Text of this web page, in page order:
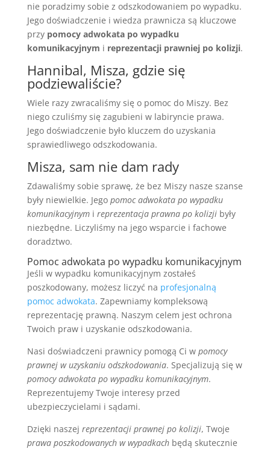
nie poradzimy sobie z odszkodowaniem po wypadku.
Jego doświadczenie i wiedza prawnicza są kluczowe
przy pomocy adwokata po wypadku
komunikacyjnym i reprezentacji prawniej po kolizji.
Hannibal, Misza, gdzie się
podziewaliście?
Wiele razy zwracaliśmy się o pomoc do Miszy. Bez
niego czuliśmy się zagubieni w labiryncie prawa.
Jego doświadczenie było kluczem do uzyskania
sprawiedliwego odszkodowania.
Misza, sam nie dam rady
Zdawaliśmy sobie sprawę, że bez Miszy nasze szanse
były niewielkie. Jego pomoc adwokata po wypadku
komunikacyjnymi reprezentacja prawna po kolizjibyły
niezbędne. Liczyliśmy na jego wsparcie i fachowe
doradztwo.
Pomoc adwokata po wypadku komunikacyjnym
Jeśli w wypadku komunikacyjnym zostałeś
poszkodowany, możesz liczyć na profesjonalną
pomoc adwokata. Zapewniamy kompleksową
reprezentację prawną. Naszym celem jest ochrona
Twoich praw i uzyskanie odszkodowania.
Nasi doświadczeni prawnicy pomogą Ci w pomocy
prawnej w uzyskaniu odszkodowania. Specjalizują się w
pomocy adwokata po wypadku komunikacyjnym.
Reprezentujemy Twoje interesy przed
ubezpieczycielami i sądami.
Dzięki naszej reprezentacji prawnej po kolizji, Twoje
prawa poszkodowanych w wypadkachbędą skutecznie